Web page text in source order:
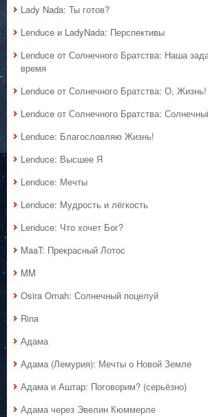
Lady Nada: Ты готов?
Lenduce и LadyNada: Перспективы
Lenduce от Солнечного Братства: Наша
время
Lenduce от Солнечного Братства: О, Жизнь!
Lenduce от Солнечного Братства:
Lenduce: Благословляю Жизнь!
Lenduce: Высшее Я
Lenduce: Мечты
Lenduce: Мудрость и лёгкость
Lenduce: Что хочет Бог?
MaaT: Прекрасный Лотос
MM
Osira Omah: Солнечный поцелуй
Rina
Адама
Адама (Лемурия): Мечты о Новой Земле
Адама и Аштар: Поговорим? (серьёзно)
Адама через Эвелин Кюммерле